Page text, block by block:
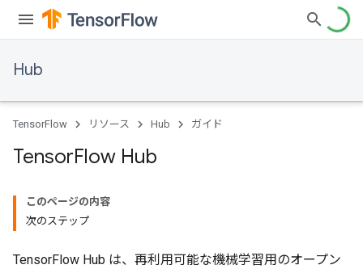
Hub
TensorFlow リソース Hub ガイド
TensorFlow Hub
このページの内容
次のステップ
TensorFlow Hub は、再利用可能な機械学習用のオープン